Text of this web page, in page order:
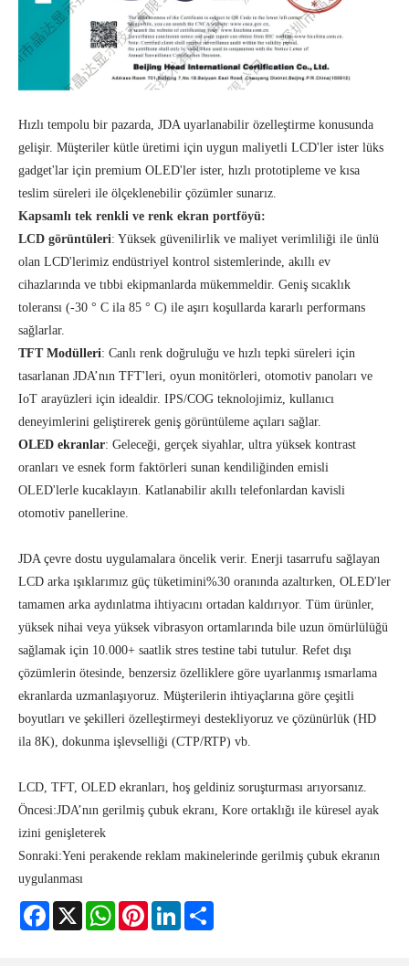
Hızlı tempolu bir pazarda, JDA uyarlanabilir özelleştirme konusunda
gelişir. Müşteriler kütle üretimi için uygun maliyetli LCD'ler ister lüks
gadget'lar için premium OLED'ler ister, hızlı prototipleme ve kısa
teslim süreleri ile ölçeklenebilir çözümler sunarız.
Kapsamlı tek renkli ve renk ekran portföyü:
LCD görüntüleri: Yüksek güvenilirlik ve maliyet verimliliği ile ünlü
olan LCD'lerimiz endüstriyel kontrol sistemlerinde, akıllı ev
cihazlarında ve tıbbi ekipmanlarda mükemmeldir. Geniş sıcaklık
toleransı (-30 ° C ila 85 ° C) ile aşırı koşullarda kararlı performans
sağlarlar.
TFT Modülleri: Canlı renk doğruluğu ve hızlı tepki süreleri için
tasarlanan JDA’nın TFT'leri, oyun monitörleri, otomotiv panoları ve
IoT arayüzleri için idealdir. IPS/COG teknolojimiz, kullanıcı
deneyimlerini geliştirerek geniş görüntüleme açıları sağlar.
OLED ekranlar: Geleceği, gerçek siyahlar, ultra yüksek kontrast
oranları ve esnek form faktörleri sunan kendiliğinden emisli
OLED'lerle kucaklayın. Katlanabilir akıllı telefonlardan kavisli
otomotiv panellerine.
JDA çevre dostu uygulamalara öncelik verir. Enerji tasarrufu sağlayan
LCD arka ışıklarımız güç tüketimini%30 oranında azaltırken, OLED'ler
tamamen arka aydınlatma ihtiyacını ortadan kaldırıyor. Tüm ürünler,
yüksek nihai veya yüksek vibrasyon ortamlarında bile uzun ömürlülüğü
sağlamak için 10.000+ saatlik stres testine tabi tutulur. Refet dışı
çözümlerin ötesinde, benzersiz özelliklere göre uyarlanmış ısmarlama
ekranlarda uzmanlaşıyoruz. Müşterilerin ihtiyaçlarına göre çeşitli
boyutları ve şekilleri özelleştirmeyi destekliyoruz ve çözünürlük (HD
ila 8K), dokunma işlevselliği (CTP/RTP) vb.
LCD, TFT, OLED ekranları, hoş geldiniz soruşturması arıyorsanız.
Öncesi:JDA’nın gerilmiş çubuk ekranı, Kore ortaklığı ile küresel ayak
izini genişleterek
Sonraki:Yeni perakende reklam makinelerinde gerilmiş çubuk ekranın
uygulanması
Facebook
X WhatsAppPinterestLinkedIn